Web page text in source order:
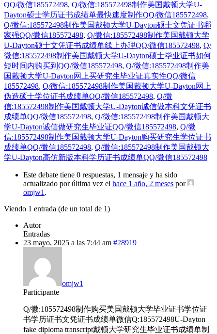
QQ/微信185572498, Q/微信:185572498制作美国戴顿大学U-
Dayton硕士学历证书成绩单最快速度制作QQ/微信185572498,
Q/微信:185572498制作美国戴顿大学U-Dayton硕士文凭证书哪
家强QQ/微信185572498, Q/微信:185572498制作美国戴顿大学
U-Dayton硕士文凭证书成绩单线上办理QQ/微信185572498, Q/
微信:185572498制作美国戴顿大学U-Dayton硕士毕业证书如何
短时间内购买到QQ/微信185572498, Q/微信:185572498制作美
国戴顿大学U-Dayton网上买研究生毕业证真实性QQ/微信
185572498, Q/微信:185572498制作美国戴顿大学U-Dayton网上
伪造硕士学位证书成绩单QQ/微信185572498, Q/微
信:185572498制作美国戴顿大学U-Dayton诚信做本科文凭证书
成绩单QQ/微信185572498, Q/微信:185572498制作美国戴顿大
学U-Dayton诚信做研究生毕业证QQ/微信185572498, Q/微
信:185572498制作美国戴顿大学U-Dayton购买研究生学位证书
成绩单QQ/微信185572498, Q/微信:185572498制作美国戴顿大
学U-Dayton高仿新版本科学历证书成绩单QQ/微信185572498
Este debate tiene 0 respuestas, 1 mensaje y ha sido
actualizado por última vez el hace 1 año, 2 meses por
omjw1 .
Viendo 1 entrada (de un total de 1)
Autor
Entradas
23 mayo, 2025 a las 7:44 am #28919
omjw1
Participante
Q/微:185572498制作购买美国戴顿大学毕业证书学位证
书学历证书文凭证书成绩单微信Q:185572498U-Dayton
fake diploma transcript戴顿大学研究生毕业证书成绩单制